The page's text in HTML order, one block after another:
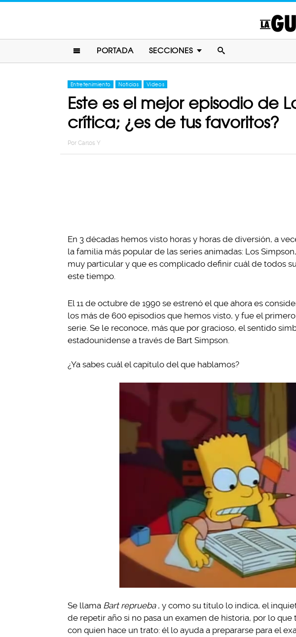
PORTADA SECCIONES
Entretenimiento Noticias Videos
Este es el mejor episodio de
crítica; ¿es de tus favoritos?
Por Carlos Y
En 3 décadas hemos visto horas y horas de diversión, a
la familia más popular de las series animadas: Los
muy particular y que es complicado definir cuál de todos
este tiempo.
El 11 de octubre de 1990 se estrenó el que ahora es
los más de 600 episodios que hemos visto, y fue el
serie. Se le reconoce, más que por gracioso, el sentido
estadounidense a través de Bart Simpson.
¿Ya sabes cuál el capítulo del que hablamos?
Se llama Bart reprueba , y como su título lo indica, el
de repetir año si no pasa un examen de historia, por lo
con quien hace un trato: él lo ayuda a prepararse para el